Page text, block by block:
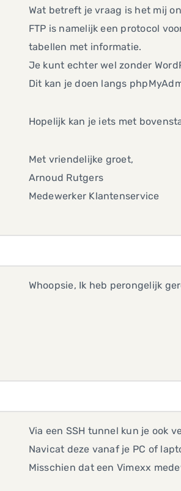
Wat betreft je vraag is het mij
FTP is namelijk een protocol
tabellen met informatie.
Je kunt echter wel zonder
Dit kan je doen langs
Hopelijk kan je iets met
Met vriendelijke groet,
Arnoud Rutgers
Medewerker Klantenservice
Whoopsie, Ik heb perongelijk
Via een SSH tunnel kun je ook
Navicat deze vanaf je PC of
Misschien dat een Vimexx